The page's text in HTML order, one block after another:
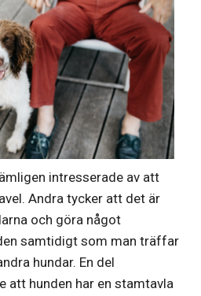
intresserade av att
Andra tycker att det är
och göra något
samtidigt som man träffar
hundar. En del
att hunden har en stamtavla